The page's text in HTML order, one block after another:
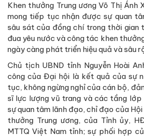
Khen thưởng Trung ương Võ Thị Ánh
mong tiếp tục nhận được sự quan
sâu sát của đồng chí trong thời gian
đua yêu nước và công tác khen
ngày càng phát triển hiệu quả và sâu
Chủ tịch UBND tỉnh Nguyễn Hoài
công của Đại hội là kết quả của sự
tục, không ngừng nghỉ của cán bộ,
sĩ lực lượng vũ trang và các tầng lớp
sự quan tâm lãnh đạo, chỉ đạo của
thưởng Trung ương, của Tỉnh ủy,
MTTQ Việt Nam tỉnh; sự phối hợp